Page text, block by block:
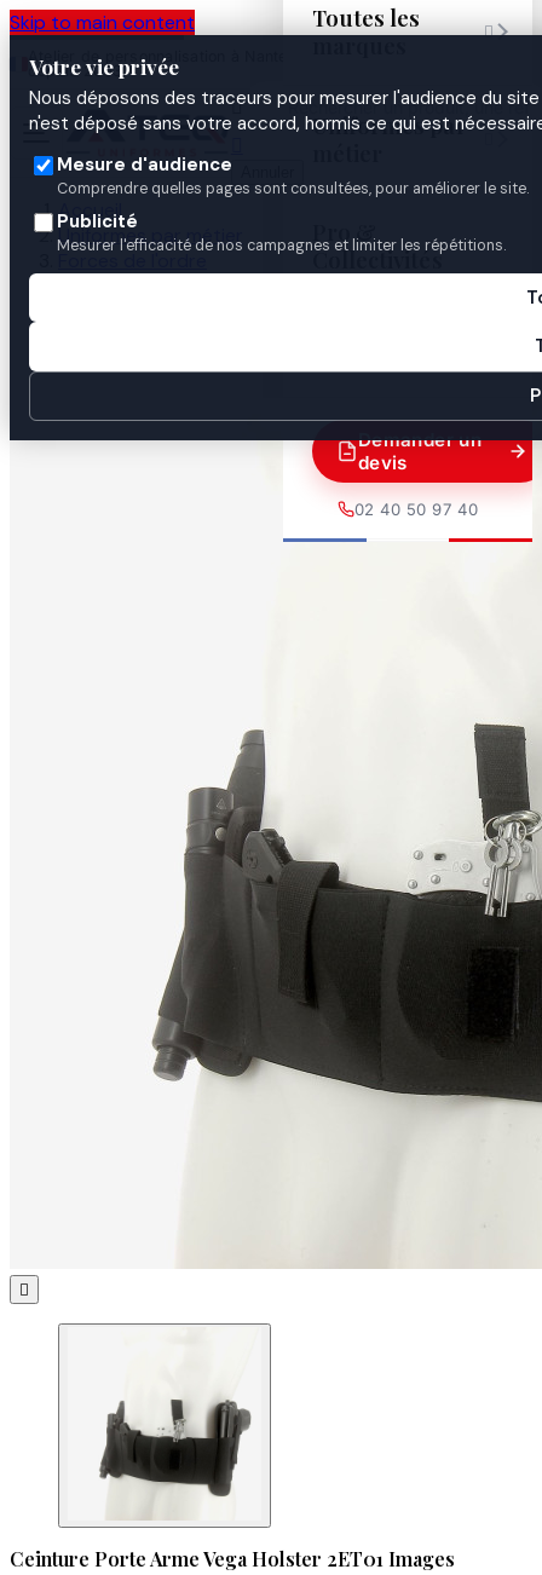
Skip to main content
Votre vie privée
Nous déposons des traceurs pour mesurer l'audience du
n'est déposé sans votre accord, hormis ce qui est
Mesure d'audience
Comprendre quelles pages sont consultées, pour améliorer le site.
Publicité
Mesurer l'efficacité de nos campagnes et limiter les répétitions.
Atelier de personnalisation à Nantes
depuis 2003

Toutes les
marques

Uniformes par
Pro &
Collectivités
Demander un
devis
02 40 50 97 40
Accueil
Uniformes par métier

Ceinture Porte Arme Vega Holster 2ET01 Images